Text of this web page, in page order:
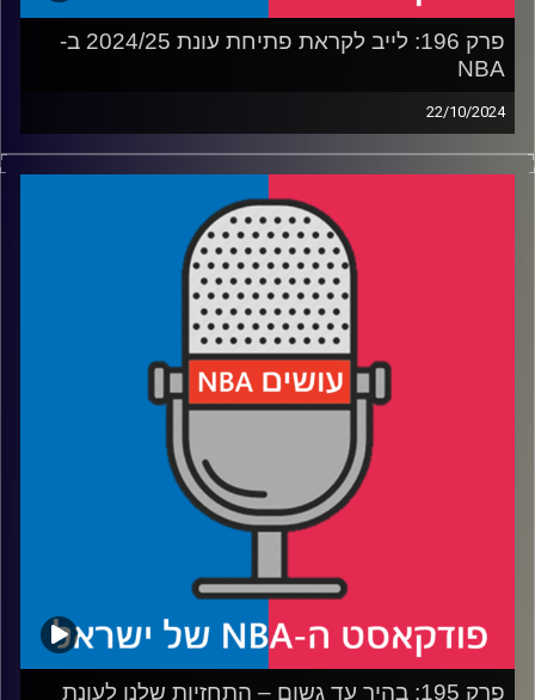
פרק 196: לייב לקראת פתיחת עונת 2024/25 ב-
NBA
22/10/2024
פודקאסט האן.בי.איי עם ערן סורוקה, שרון דוידוביץ', משה
דוידוביץ' ועידן לוצקי, בשיתוף קול האוניברסיטה.
רבעים 2-4: שאלות מהקהל, והשאלות שלנו אחד לשני –
מהלייקרס לדורון שפר, מסטף לכוס עם קש, מזאיון עד מנחם
קרדיט תמונות:עידן לוצקי
פרק 195: בהיר עד גשום – התחזיות שלנו לעונת